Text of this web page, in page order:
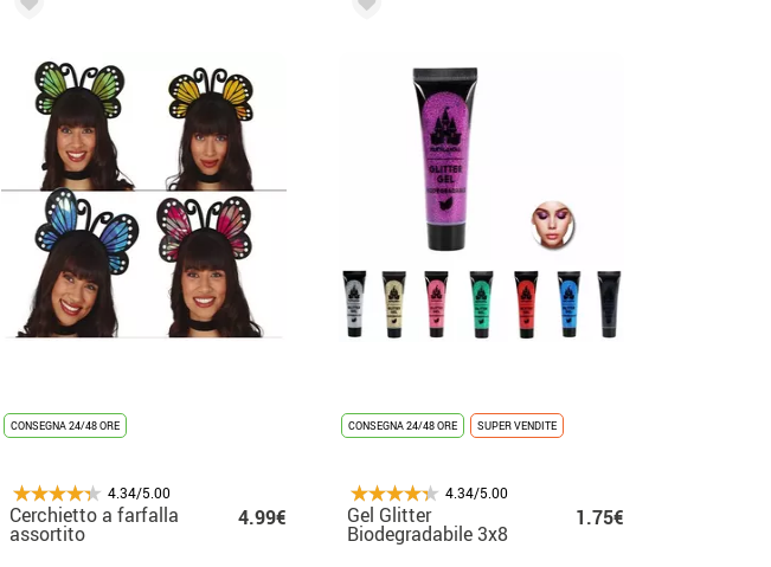
CONSEGNA 24/48 ORE
4.34/5.00
Cerchietto a farfalla
assortito
4.99€
CONSEGNA 24/48 ORE SUPER VENDITE
4.34/5.00
Gel Glitter
Biodegradabile 3x8
cm in diversi colori
1.75€